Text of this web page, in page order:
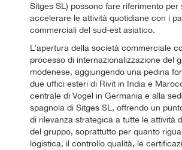
Sitges SL) possono fare riferimento per
accelerare le attività quotidiane con i
commerciali del sud-est asiatico.
L’apertura della società commerciale
processo di internazionalizzazione del
modenese, aggiungendo una pedina
due uffici esteri di Rivit in India e
centrale di Vogel in Germania e alla
spagnola di Sitges SL, offrendo un
di rilevanza strategica a tutte le attività
del gruppo, soprattutto per quanto
logistica, il controllo qualità, le